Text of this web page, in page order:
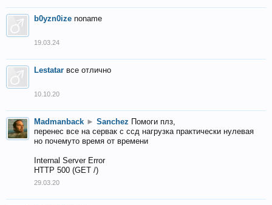
b0yzn0ize noname
19.03.24
Lestatar все отлично
10.10.20
Madmanback ► Sanchez Помоги плз,
перенес все на сервак с ссд нагрузка практически нулевая
но почемуто время от времени
Internal Server Error
HTTP 500 (GET /)
29.03.20